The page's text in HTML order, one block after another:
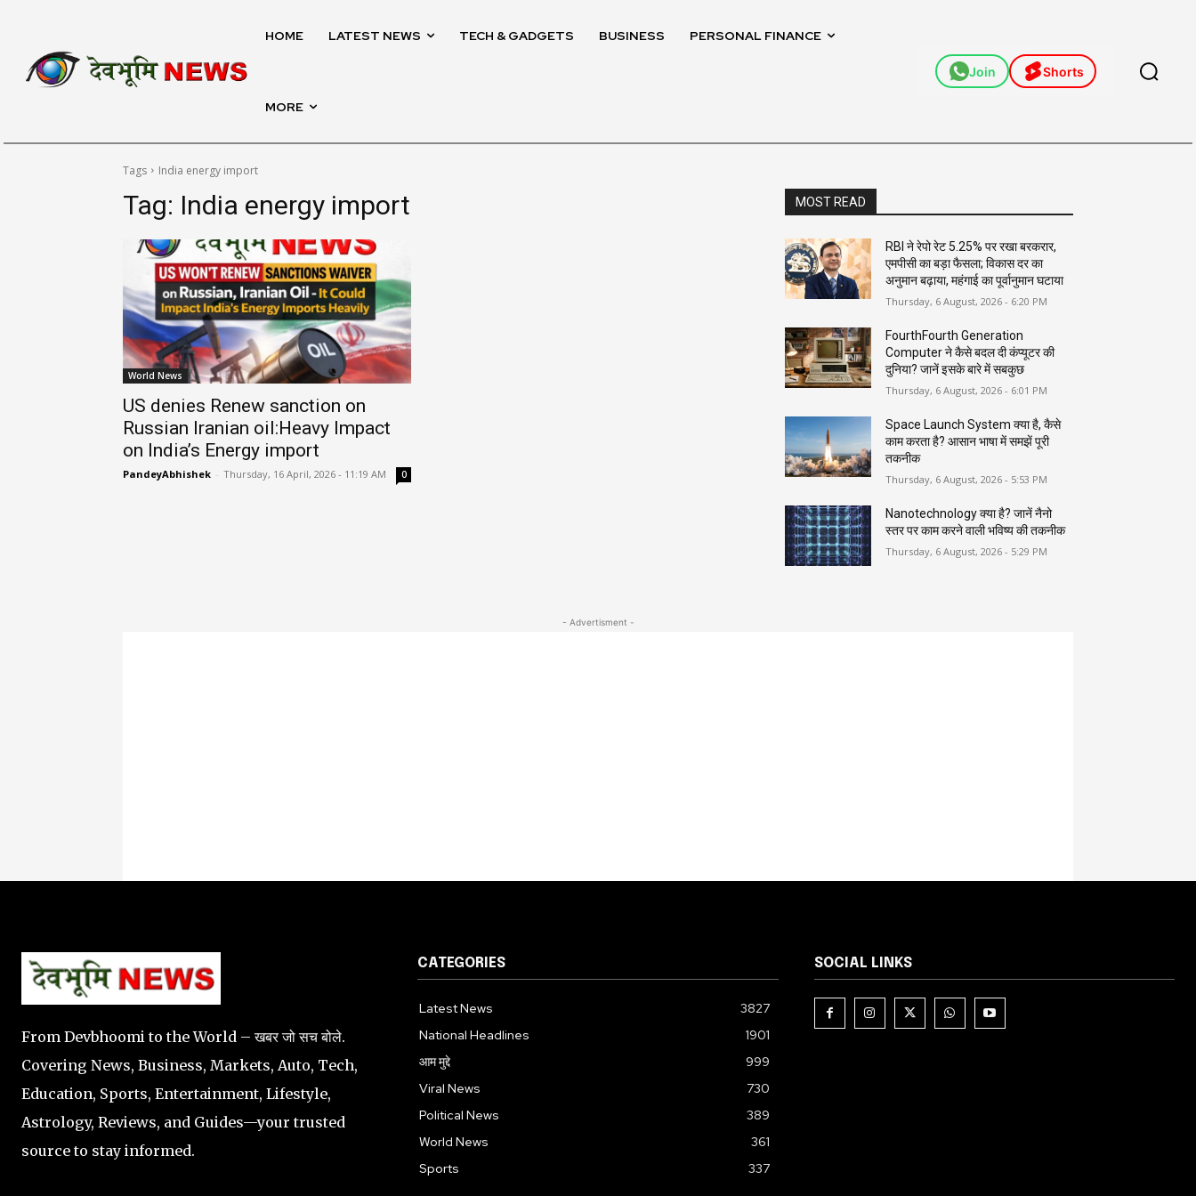
HOME LATEST NEWS TECH & GADGETS BUSINESS PERSONAL FINANCE
MORE
Join Shorts
Tags India energy import
Tag: India energy import
World News
US denies Renew sanction on
Russian Iranian oil:Heavy Impact
on India’s Energy import
PandeyAbhishek - Thursday, 16 April, 2026 - 11:19 AM 0
MOST READ
RBI ने रेपो रेट 5.25% पर रखा बरकरार,
एमपीसी का बड़ा फैसला; विकास दर का
अनुमान बढ़ाया, महंगाई का पूर्वानुमान घटाया
Thursday, 6 August, 2026 - 6:20 PM
FourthFourth Generation
Computer ने कैसे बदल दी कंप्यूटर की
दुनिया? जानें इसके बारे में सबकुछ
Thursday, 6 August, 2026 - 6:01 PM
Space Launch System क्या है, कैसे
काम करता है? आसान भाषा में समझें पूरी
तकनीक
Thursday, 6 August, 2026 - 5:53 PM
Nanotechnology क्या है? जानें नैनो
स्तर पर काम करने वाली भविष्य की तकनीक
Thursday, 6 August, 2026 - 5:29 PM
- Advertisment -
From Devbhoomi to the World – खबर जो सच बोले.
Covering News, Business, Markets, Auto, Tech,
Education, Sports, Entertainment, Lifestyle,
Astrology, Reviews, and Guides—your trusted
source to stay informed.
CATEGORIES
Latest News
3827
National Headlines
1901
आम मुद्दे
999
Viral News
730
Political News
389
World News
361
Sports
337
SOCIAL LINKS